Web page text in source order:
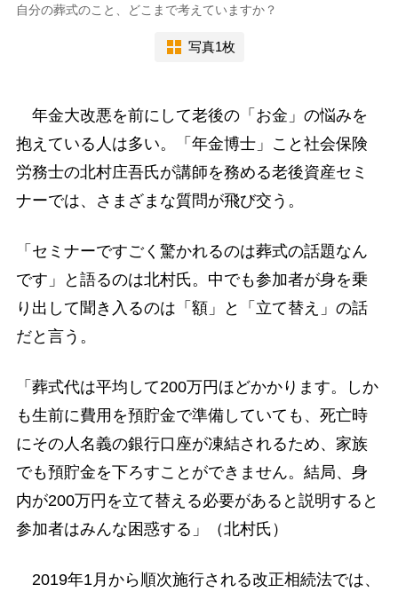
自分の葬式のこと、どこまで考えていますか？
写真1枚
年金大改悪を前にして老後の「お金」の悩みを
抱えている人は多い。「年金博士」こと社会保険
労務士の北村庄吾氏が講師を務める老後資産セミ
ナーでは、さまざまな質問が飛び交う。
「セミナーですごく驚かれるのは葬式の話題なん
です」と語るのは北村氏。中でも参加者が身を乗
り出して聞き入るのは「額」と「立て替え」の話
だと言う。
「葬式代は平均して200万円ほどかかります。しか
も生前に費用を預貯金で準備していても、死亡時
にその人名義の銀行口座が凍結されるため、家族
でも預貯金を下ろすことができません。結局、身
内が200万円を立て替える必要があると説明すると
参加者はみんな困惑する」（北村氏）
2019年1月から順次施行される改正相続法では、